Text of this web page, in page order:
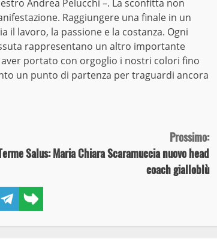
WhatsAppTelegram
link
Andrea Pelucchi –. La sconfitta non
Raggiungere una finale in un
lavoro, la passione e la costanza. Ogni
rappresentano un altro importante
portato con orgoglio i nostri colori fino
un punto di partenza per traguardi ancora
Prossimo:
Salus: Maria Chiara Scaramuccia nuovo head
coach gialloblù